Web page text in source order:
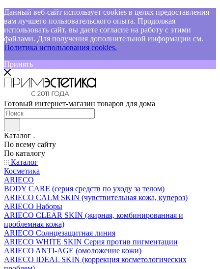
Данный веб-сайт использует cookies в целях предоставления
вам лучшего пользовательского опыта. Продолжая
использовать сайт, вы даете согласие на работу с этими
файлами. Для получения дополнительной информации см.
Политика использования cookies.
Принять
Готовый интернет-магазин товаров для дома
Каталог
По всему сайту
По каталогу
Каталог
Косметика
ARIECO
BODY CARE (серия средств по уходу за телом)
ARIECO CALM SKIN (чувствительная кожа, купероз)
ARIECO Наборы
ARIECO CLEAR SKIN (жирная, комбинированная и
проблемная кожа)
ARIECO Солнцезащитная линия
ARIECO WHITE SKIN Серия против пигментации
ARIECO ANTI-AGE (омоложение кожи)
ARIECO IDEAL SKIN (коррекция косметологических